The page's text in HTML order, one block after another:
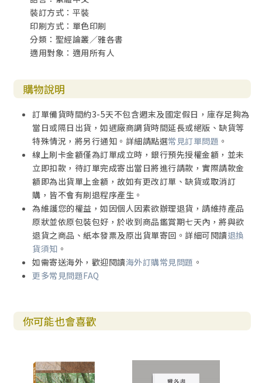
三、世俗化之三：殘人自肥（五1-11）
1. 欺壓窮人（五1-6）
2. 勸慰：等待神伸冤（五7-11）
四、世俗化之四：目中無神，為所欲為——起誓的動機
玖、信心考驗之七：是否重視禱告（五13-18）
一、凡事禱告（五13）
三、禱告與神的介入——平凡與不平凡（五17-18）
拾、總結：幫助在信心考驗中失敗的弟兄（五19-20）
彼得前書
導論
壹、導言
貳、作者
叁、寫書的地點
肆、寫書的日期
伍、收信人
陸、寫作的環境
柒、體裁及風格
捌、本書的本旨
註釋
壹 引言
二 經受考驗的信心（一6-9）
三 由神啟示，由神成就的救恩（一10-12）
裝訂方式：平裝
印刷方式：單色印刷
分類：聖經論叢／雅各書
適用對象：適用所有人
購物說明
訂單備貨時間約3-5天不包含週末及國定假日，庫存足夠為
當日或隔日出貨，如遇廠商調貨時間延長或絕版、缺貨等
特殊情況，將另行通知。詳細請點選常見訂單問題 。
線上刷卡金額僅為訂單成立時，銀行預先授權金額，並未
立即扣款，待訂單完成寄出當日將進行請款，實際請款金
額即為出貨單上金額，故如有更改訂單、缺貨或取消訂
購，皆不會有刷退程序產生。
為維護您的權益，如因個人因素欲辦理退貨，請維持產品
原狀並依原包裝包好，於收到商品鑑賞期七天內，將與欲
退貨之商品、紙本發票及原出貨單寄回。詳細可閱讀退換
貨須知 。
如需寄送海外，歡迎閱讀海外訂購常見問題 。
更多常見問題FAQ
你可能也會喜歡